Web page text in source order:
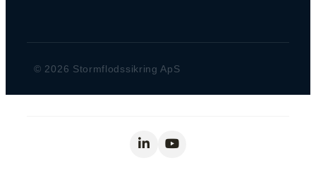
© 2026 Stormflodssikring ApS